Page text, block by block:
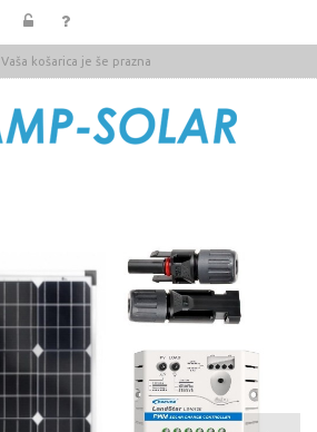
Vaša košarica je še prazna